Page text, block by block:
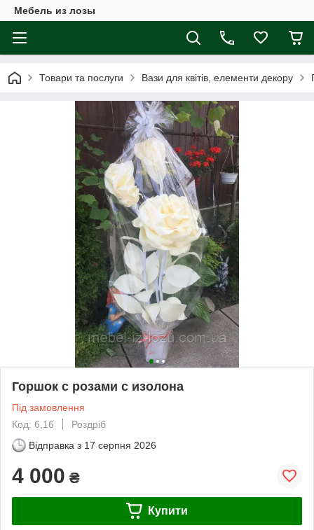
Мебель из лозы
Товари та послуги Вази для квітів, елементи декору
Горшок с розами с изолона
Під замовлення
Код: 6,16
Роздріб
Відправка з 17 серпня 2026
4 000 ₴
Купити